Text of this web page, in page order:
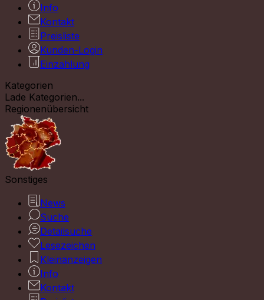
Info
Kontakt
Preisliste
Kunden-Login
Einzahlung
Kategorien
Lade Kategorien...
Regionenübersicht
Sonstiges
News
Suche
Detailsuche
Lesezeichen
Kleinanzeigen
Info
Kontakt